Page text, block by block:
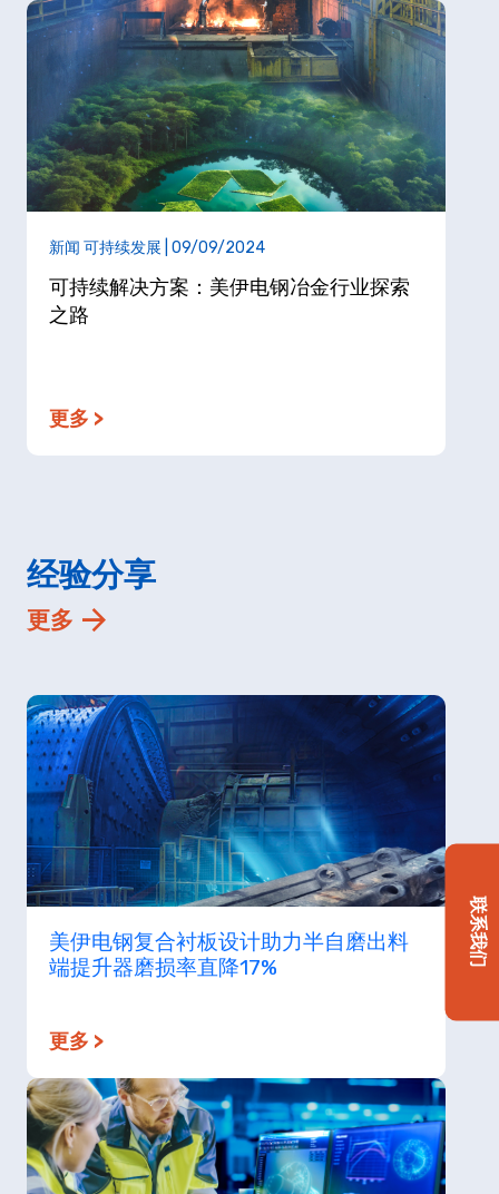
新闻 可持续发展 | 09/09/2024
可持续解决方案：美伊电钢冶金行业探索
之路
更多 >
经验分享
更多
美伊电钢复合衬板设计助力半自磨出料
端提升器磨损率直降17%
更多 >
联系我们